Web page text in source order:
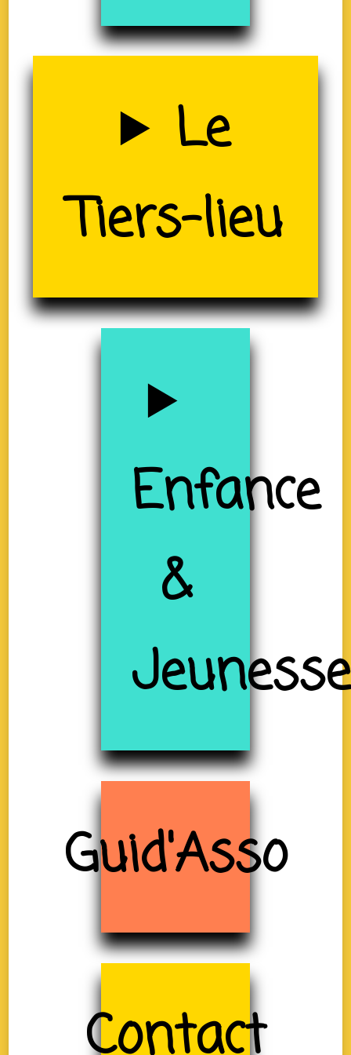
Uzerche
(19)
Le
Tiers-lieu
Enfance
&
Jeunesse
Guid'Asso
Contact